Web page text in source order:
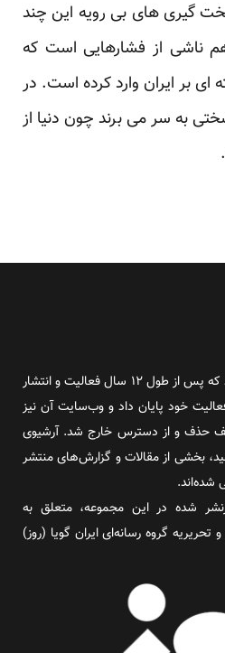
گیری های بی رویه این چند
ناشی از فشارهایی است که
بر ایران وارد کرده است. در
به سر می برند چون دنیا از
روز آنلاین روزنامه‌ای اینترنتی بود که پس از طول ۱۲ سال فعالیت و انتشار
در سال ۲۰۱۶ به فعالیت خود پایان داد و وب‌سایت آن نیز
حذف و از دسترس خارج شد. آرشیوی
بخشی از مقالات و گزارش‌های منتشر
شده‌اند.
شده در این مجموعه، متعلق به
گروه رسانه‌ای ایران گویا (روز)